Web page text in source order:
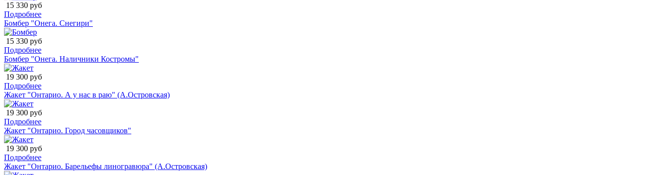
15 330 руб
Подробнее
Бомбер "Онега. Снегири"
15 330 руб
Подробнее
Бомбер "Онега. Наличники Костромы"
19 300 руб
Подробнее
Жакет "Онтарио. А у нас в раю" (А.Островская)
19 300 руб
Подробнее
Жакет "Онтарио. Город часовщиков"
19 300 руб
Подробнее
Жакет "Онтарио. Барельефы линогравюра" (А.Островская)